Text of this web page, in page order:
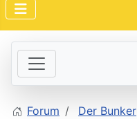
Forum Der Bunker